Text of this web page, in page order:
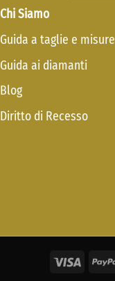
Chi Siamo
Guida a taglie e misure
Guida ai diamanti
Blog
Diritto di Recesso
Visa